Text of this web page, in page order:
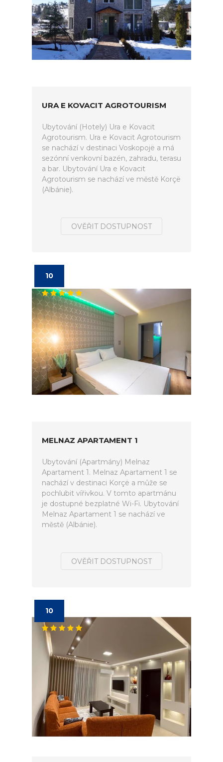
URA E KOVACIT AGROTOURISM
Ubytování (Hotely) Ura e Kovacit
Agrotourism. Ura e Kovacit Agrotourism
se nachází v destinaci Voskopojë a má
sezónní venkovní bazén, zahradu, terasu
a bar. Ubytování Ura e Kovacit
Agrotourism se nachází ve městě Korçë
(Albánie).
OVĚŘIT DOSTUPNOST
10
MELNAZ APARTAMENT 1
Ubytování (Apartmány) Melnaz
Apartament 1. Melnaz Apartament 1 se
nachází v destinaci Korçë a může se
pochlubit vířivkou. V tomto apartmánu
je dostupné bezplatné Wi-Fi. Ubytování
Melnaz Apartament 1 se nachází ve
městě (Albánie).
OVĚŘIT DOSTUPNOST
10